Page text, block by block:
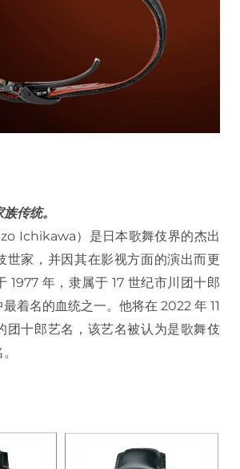
传统。
Ichikawa）是日本歌舞伎界的杰出
世家，并因其在影视方面的演出而更
1977 年，隶属于 17 世纪市川团十郎
着名的血统之一。他将在 2022 年 11
团十郎艺名，该艺名被认为是歌舞伎